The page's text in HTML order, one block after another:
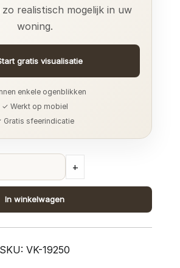
zo realistisch mogelijk in uw
woning.
gratis visualisatie
enkele ogenblikken
✓ Werkt op mobiel
Gratis sfeerindicatie
x
+
In winkelwagen
SKU: VK-19250